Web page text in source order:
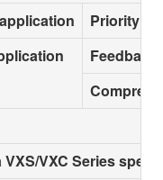
Priority
Feedback
VXC Series